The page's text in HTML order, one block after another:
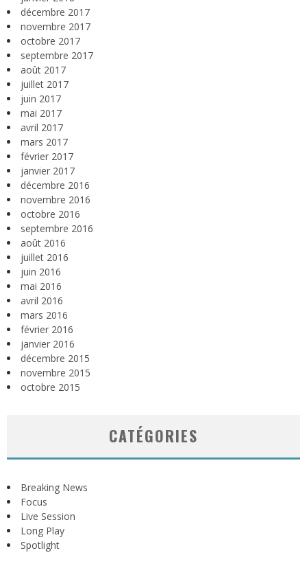
décembre 2017
novembre 2017
octobre 2017
septembre 2017
août 2017
juillet 2017
juin 2017
mai 2017
avril 2017
mars 2017
février 2017
janvier 2017
décembre 2016
novembre 2016
octobre 2016
septembre 2016
août 2016
juillet 2016
juin 2016
mai 2016
avril 2016
mars 2016
février 2016
janvier 2016
décembre 2015
novembre 2015
octobre 2015
CATÉGORIES
Breaking News
Focus
Live Session
Long Play
Spotlight